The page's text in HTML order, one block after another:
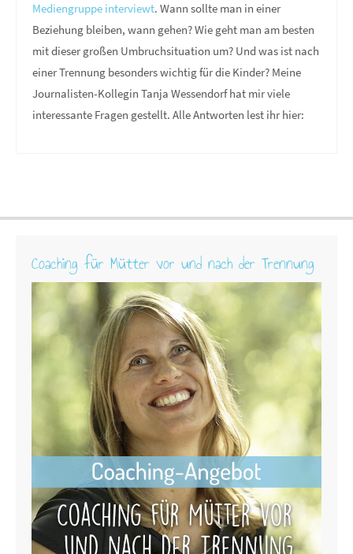
Mediengruppe interviewt. Wann sollte man in einer
Beziehung bleiben, wann gehen? Wie geht man am besten
mit dieser großen Umbruchsituation um? Und was ist nach
einer Trennung besonders wichtig für die Kinder? Meine
Journalisten-Kollegin Tanja Wessendorf hat mir viele
interessante Fragen gestellt. Alle Antworten lest ihr hier:
Coaching für Mütter vor und nach der Trennung